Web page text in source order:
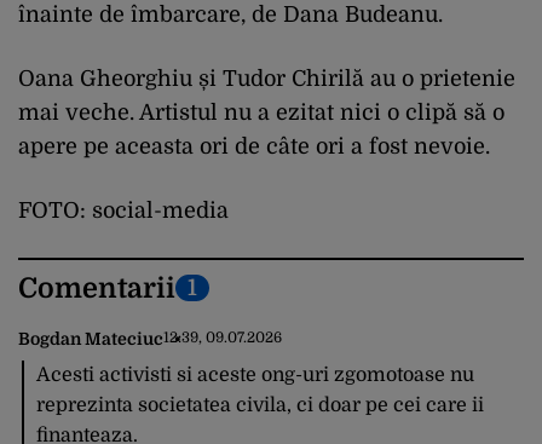
înainte de îmbarcare, de Dana Budeanu.
Oana Gheorghiu și Tudor Chirilă au o prietenie
mai veche. Artistul nu a ezitat nici o clipă să o
apere pe aceasta ori de câte ori a fost nevoie.
FOTO: social-media
Comentarii 1
Bogdan Mateciuc12:39, 09.07.2026
Acesti activisti si aceste ong-uri zgomotoase nu
reprezinta societatea civila, ci doar pe cei care ii
finanteaza.